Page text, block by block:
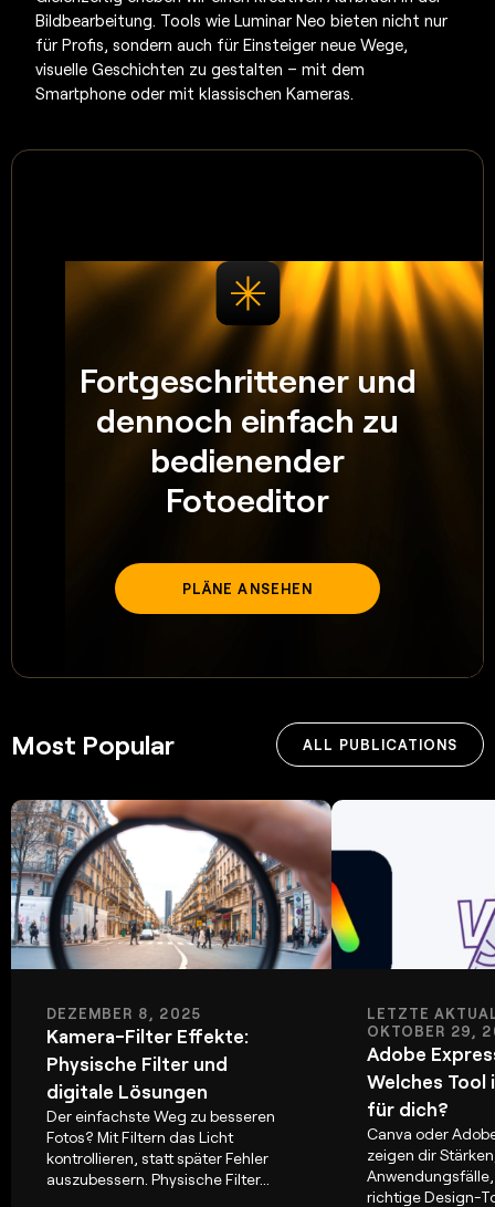
Bildbearbeitung. Tools wie Luminar Neo bieten nicht nur
für Profis, sondern auch für Einsteiger neue Wege,
visuelle Geschichten zu gestalten – mit dem
Smartphone oder mit klassischen Kameras.
Fortgeschrittener und
dennoch einfach zu
bedienender
Fotoeditor
PLÄNE ANSEHEN
Most Popular ALL PUBLICATIONS
DEZEMBER 8, 2025
Kamera-Filter Effekte:
Physische Filter und
digitale Lösungen
Der einfachste Weg zu besseren
Fotos? Mit Filtern das Licht
kontrollieren, statt später Fehler
auszubessern. Physische Filter...
LETZTE
OKTOBER 29,
Adobe
Welches Tool
für dich?
Canva oder
zeigen dir
richtige Design-